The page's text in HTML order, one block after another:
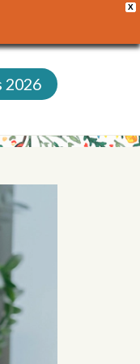
X
2026